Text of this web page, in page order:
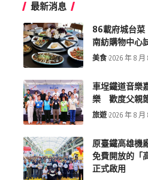
最新消息
86載府城台菜
南紡購物中心
美食 2026 年 8 月
車埕鐵道音樂
樂 歡度父親
旅遊 2026 年 8 月
原臺鐵高雄機
免費開放的「
正式啟用